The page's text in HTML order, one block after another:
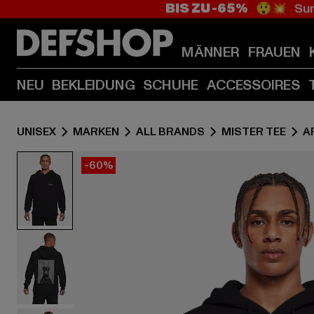
BIS ZU -65% 😲💥
MÄNNER FRAUEN
NEU BEKLEIDUNG SCHUHE ACCESSOIRES
UNISEX MARKEN ALL BRANDS MISTER TEE
-60%